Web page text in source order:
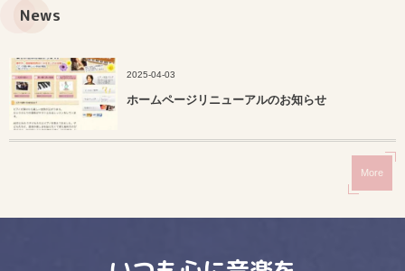
News
2025-04-03
ホームページリニューアルのお知らせ
More